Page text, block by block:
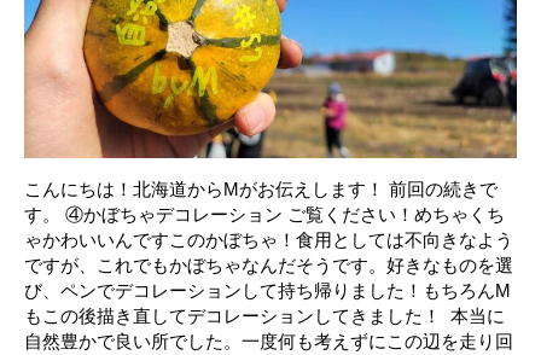
こんにちは！北海道からMがお伝えします！ 前回の続きで
す。 ④かぼちゃデコレーション ご覧ください！めちゃくち
ゃかわいいんですこのかぼちゃ！食用としては不向きなよう
ですが、これでもかぼちゃなんだそうです。好きなものを選
び、ペンでデコレーションして持ち帰りました！もちろんM
もこの後描き直してデコレーションしてきました！ ㅤ 本当に
自然豊かで良い所でした。一度何も考えずにこの辺を走り回